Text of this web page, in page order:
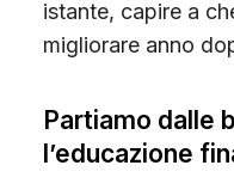
istante, capire a
migliorare anno
Partiamo dalle
l’educazione